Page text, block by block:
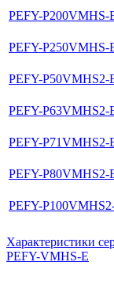
PEFY-P200VMHS-
PEFY-P250VMHS-
PEFY-P50VMHS2-
PEFY-P63VMHS2-
PEFY-P71VMHS2-
PEFY-P80VMHS2-
PEFY-
Характеристики
PEFY-VMHS-E